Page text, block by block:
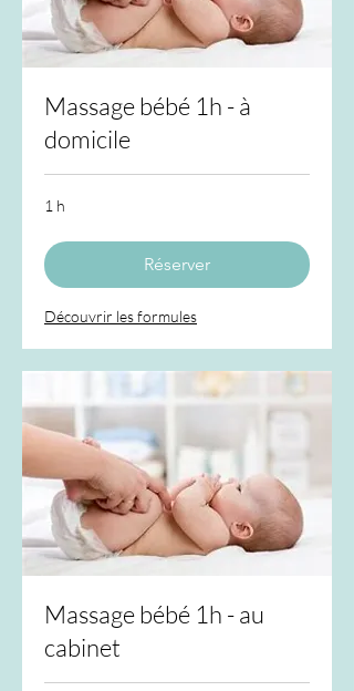
Massage bébé 1h - à
domicile
1 h
Réserver
Découvrir les formules
Massage bébé 1h - au
cabinet